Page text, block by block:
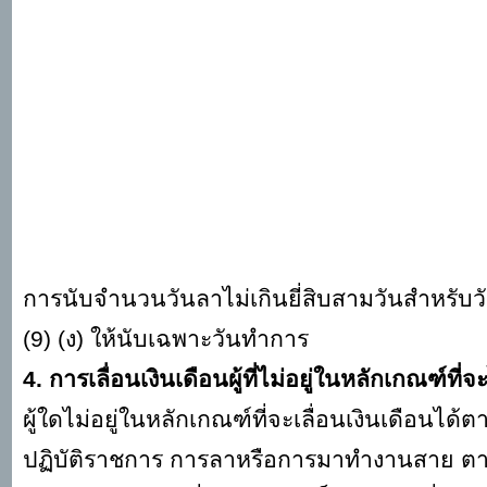
การนับจำนวนวันลาไม่เกินยี่สิบสามวันสำหรั
(9) (ง) ให้นับเฉพาะวันทำการ
4. การเลื่อนเงินเดือนผู้ที่ไม่อยู่ในหลักเกณฑ์ที่จ
ผู้ใดไม่อยู่ในหลักเกณฑ์ที่จะเลื่อนเงินเดือนได้ต
ปฏิบัติราชการ การลาหรือการมาทำงานสาย